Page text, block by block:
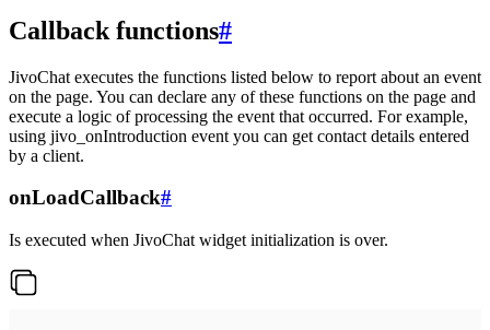
Callback functions#
JivoChat executes the functions listed below to report about an event
on the page. You can declare any of these functions on the page and
execute a logic of processing the event that occurred. For example,
using jivo_onIntroduction event you can get contact details entered
by a client.
onLoadCallback#
Is executed when JivoChat widget initialization is over.